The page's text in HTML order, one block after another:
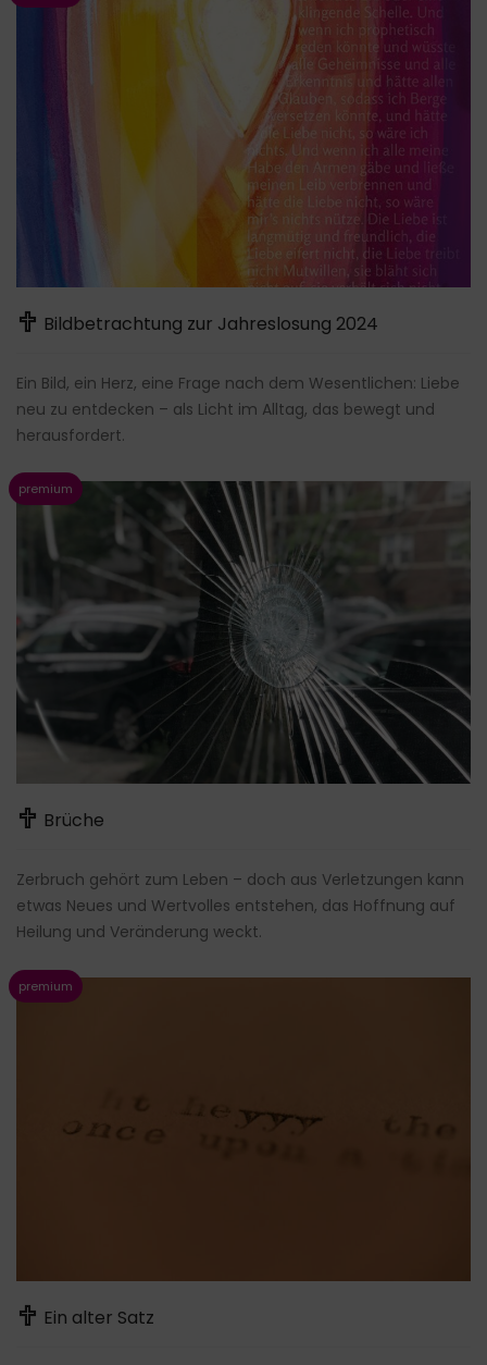
Bildbetrachtung zur Jahreslosung 2024
Ein Bild, ein Herz, eine Frage nach dem Wesentlichen: Liebe
neu zu entdecken – als Licht im Alltag, das bewegt und
herausfordert.
Brüche
Zerbruch gehört zum Leben – doch aus Verletzungen kann
etwas Neues und Wertvolles entstehen, das Hoffnung auf
Heilung und Veränderung weckt.
Ein alter Satz